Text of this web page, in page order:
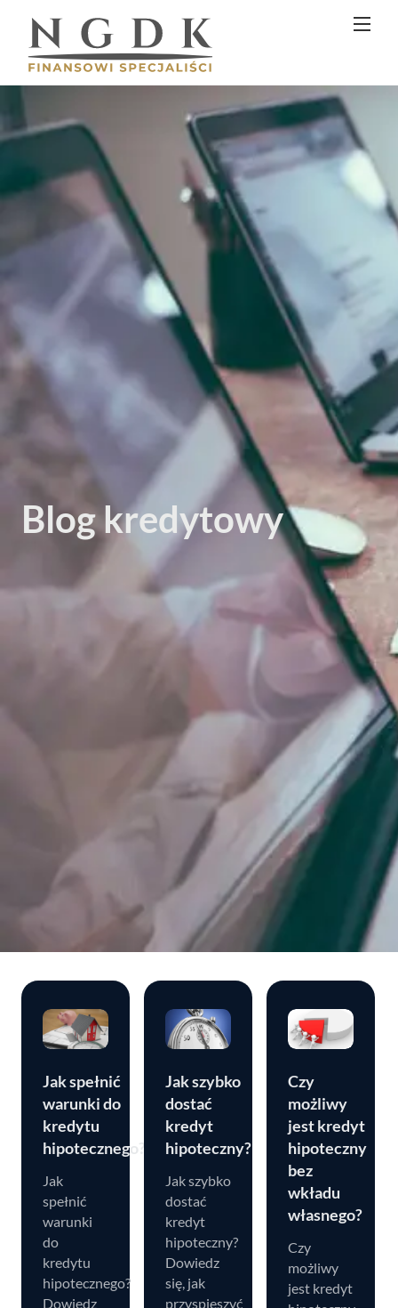
Blog kredytowy
Jak spełnić
warunki do
kredytu
hipotecznego?
Jak
spełnić
warunki
do
kredytu
hipotecznego?
Dowiedz
Jak szybko
dostać
kredyt
hipoteczny?
Jak szybko
dostać
kredyt
hipoteczny?
Dowiedz
się, jak
przyspieszyć
Czy
możliwy
jest kredyt
hipoteczny
bez
wkładu
własnego?
Czy
możliwy
jest kredyt